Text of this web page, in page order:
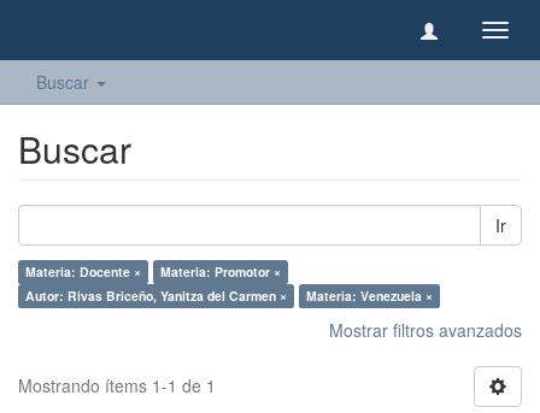
Buscar
Buscar
Ir
Materia: Docente ×
Materia: Promotor ×
Autor: Rivas Briceño, Yanitza del Carmen ×
Materia: Venezuela ×
Mostrar filtros avanzados
Mostrando ítems 1-1 de 1